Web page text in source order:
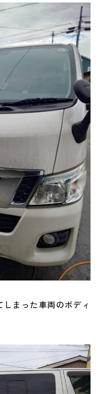
まった車両のボディ